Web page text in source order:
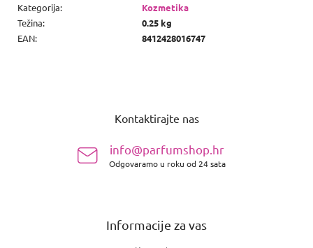
Kategorija:
Kozmetika
Težina:
0.25 kg
EAN: 8412428016747
Kontaktirajte nas
info@parfumshop.hr
Odgovaramo u roku od 24 sata
Informacije za vas